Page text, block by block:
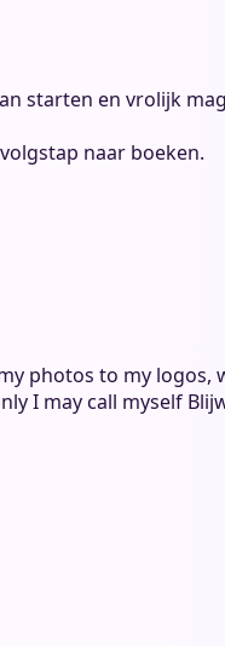
starten en vrolijk
naar boeken.
photos to my logos,
I may call myself